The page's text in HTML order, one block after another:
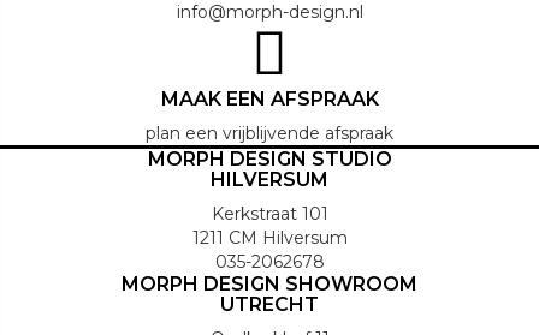
info@morph-design.nl
MAAK EEN AFSPRAAK
plan een vrijblijvende afspraak
MORPH DESIGN STUDIO
HILVERSUM
Kerkstraat 101
1211 CM Hilversum
035-2062678
MORPH DESIGN SHOWROOM
UTRECHT